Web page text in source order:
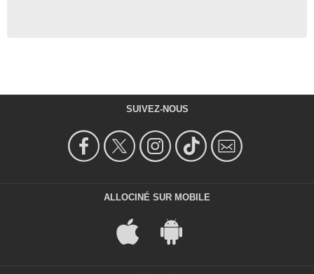
SUIVEZ-NOUS
ALLOCINÉ SUR MOBILE